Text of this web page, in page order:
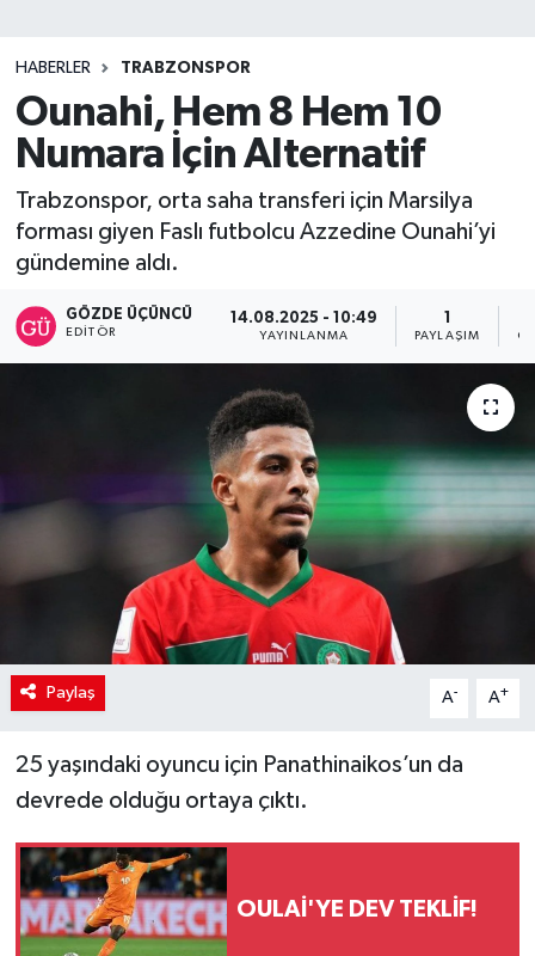
HABERLER TRABZONSPOR
Ounahi, Hem 8 Hem 10
Numara İçin Alternatif
Trabzonspor, orta saha transferi için Marsilya
forması giyen Faslı futbolcu Azzedine Ounahi’yi
gündemine aldı.
GÖZDE ÜÇÜNCÜ
EDITÖR
14.08.2025 - 10:49
YAYINLANMA
1
PAYLAŞIM
Paylaş A- A+
25 yaşındaki oyuncu için Panathinaikos’un da
devrede olduğu ortaya çıktı.
OULAİ'YE DEV TEKLİF!
Teknoloji
TRABZON
TRABZONSPOR